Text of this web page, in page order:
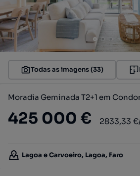
Todas as imagens (33)
425 000 € 2833,33
Lagoa e Carvoeiro, Lagoa, Faro